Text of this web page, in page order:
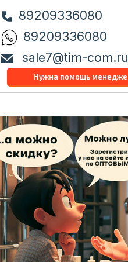
89209336080
89209336080
sale7@tim-com.ru